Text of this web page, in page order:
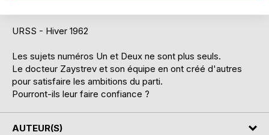
URSS - Hiver 1962
Les sujets numéros Un et Deux ne sont plus seuls.
Le docteur Zaystrev et son équipe en ont créé d'autres
pour satisfaire les ambitions du parti.
Pourront-ils leur faire confiance ?
AUTEUR(S)